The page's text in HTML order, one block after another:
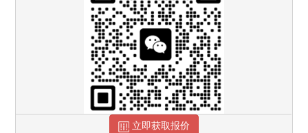
立即获取报价